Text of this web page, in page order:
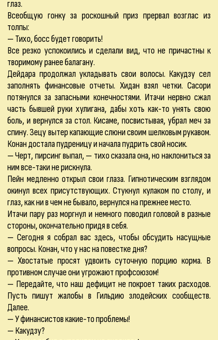
глаз.
Всеобщую гонку за роскошный приз прервал возглас из
толпы:
— Тихо, босс будет говорить!
Все резко успокоились и сделали вид, что не причастны к
творимому ранее балагану.
Дейдара продолжал укладывать свои волосы. Какудзу сел
заполнять финансовые отчеты. Хидан взял четки. Сасори
потянулся за запасными конечностями. Итачи нервно сжал
часть бывшей руки хулигана, дабы хоть как-то унять свою
боль, и вернулся за стол. Кисаме, посвистывая, убрал меч за
спину. Зецу вытер капающие слюни своим шелковым рукавом.
Конан достала пудреницу и начала пудрить свой носик.
— Черт, пирсинг выпал, — тихо сказала она, но наклониться за
ним все-таки не рискнула.
Пейн медленно открыл свои глаза. Гипнотическим взглядом
окинул всех присутствующих. Стукнул кулаком по столу, и
глаз, как ни в чем не бывало, вернулся на прежнее место.
Итачи пару раз моргнул и немного поводил головой в разные
стороны, окончательно придя в себя.
— Сегодня я собрал вас здесь, чтобы обсудить насущные
вопросы. Конан, что у нас на повестке дня?
— Хвостатые просят удвоить суточную порцию корма. В
противном случае они угрожают профсоюзом!
— Передайте, что наш дефицит не покроет таких расходов.
Пусть пишут жалобы в Гильдию злодейских сообществ.
Далее.
— У финансистов какие-то проблемы!
— Какудзу?